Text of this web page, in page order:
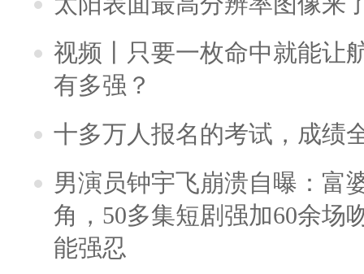
视频丨只要一枚命中就能让
有多强？
十多万人报名的考试，成绩
男演员钟宇飞崩溃自曝：富
角，50多集短剧强加60余场
能强忍